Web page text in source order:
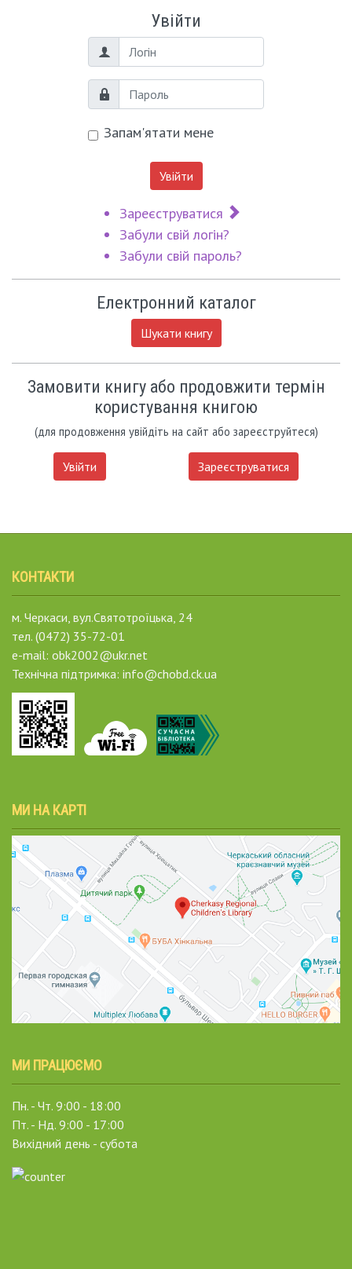
Увійти
Логін
Пароль
Запам'ятати мене
Увійти
Зареєструватися
Забули свій логін?
Забули свій пароль?
Електронний каталог
Шукати книгу
Замовити книгу або продовжити термін
користування книгою
(для продовження увійдіть на сайт або зареєструйтеся)
Увійти Зареєструватися
КОНТАКТИ
м. Черкаси, вул.Святотроїцька, 24
тел. (0472) 35-72-01
e-mail: obk2002@ukr.net
Технічна підтримка: info@chobd.ck.ua
МИ НА КАРТІ
МИ ПРАЦЮЄМО
Пн. - Чт. 9:00 - 18:00
Пт. - Нд. 9:00 - 17:00
Вихідний день - субота